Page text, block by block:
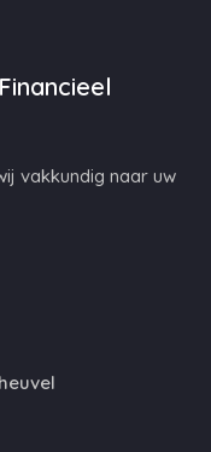
vakkundig naar uw